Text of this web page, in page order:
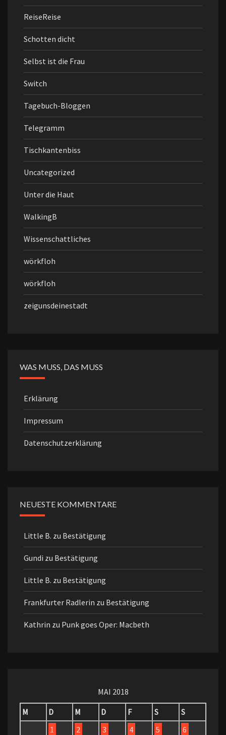
ReiseReise
Schotten dicht
Selbst ist die Frau
Switch
Tagebuch-Bloggen
Telegramm
Tischkantenbiss
Uncategorized
Unter die Haut
WalkingB
Wissenschattliches
wörkfloh
wörkfloh
zeigunsdeinestadt
WAS MUSS, DAS MUSS
Erklärung
Impressum
Datenschutzerklärung
NEUESTE KOMMENTARE
Little B. zu Bestätigung
Gundi zu Bestätigung
Little B. zu Bestätigung
Frankfurter Radlerin zu Bestätigung
Kathrin zu Punk goes Oper: Macbeth
MAI 2018
M
D M D F S
S
1
2 3 4 5
6